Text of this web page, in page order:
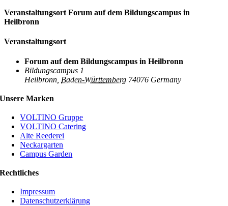
Veranstaltungsort Forum auf dem Bildungscampus in
Heilbronn
Veranstaltungsort
Forum auf dem Bildungscampus in Heilbronn
Bildungscampus 1
Heilbronn, Baden-Württemberg 74076 Germany
Unsere Marken
VOLTINO Gruppe
VOLTINO Catering
Alte Reederei
Neckargarten
Campus Garden
Rechtliches
Impressum
Datenschutzerklärung